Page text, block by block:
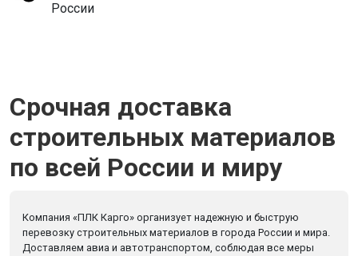
России
Срочная доставка
строительных материалов
по всей России и миру
Компания «ПЛК Карго» организует надежную и быструю
перевозку строительных материалов в города России и мира.
Доставляем авиа и автотранспортом, соблюдая все меры